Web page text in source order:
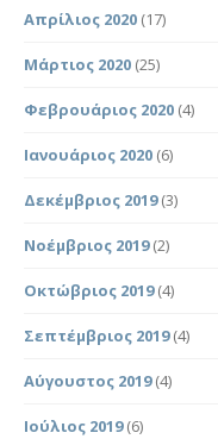
Απρίλιος 2020 (17)
Μάρτιος 2020 (25)
Φεβρουάριος 2020 (4)
Ιανουάριος 2020 (6)
Δεκέμβριος 2019(3)
Νοέμβριος 2019(2)
Οκτώβριος 2019(4)
Σεπτέμβριος 2019(4)
Αύγουστος 2019(4)
Ιούλιος 2019(6)